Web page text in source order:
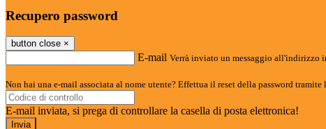
Recupero password
button close ×
E-mail Verrà inviato un messaggio all'indirizzo
Non hai una e-mail associata al nome utente? Effettua il reset della password tramite
E-mail inviata, si prega di controllare la casella di posta elettronica!